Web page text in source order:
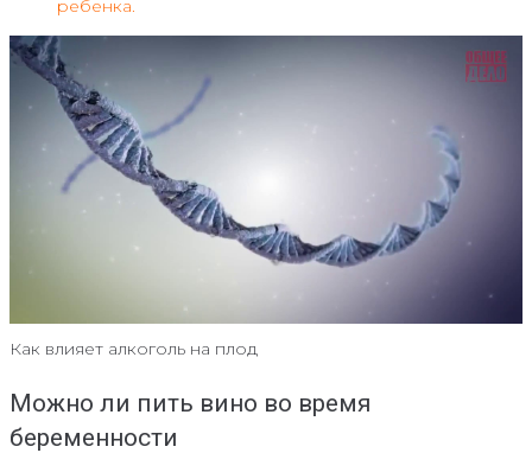
ребенка.
Как влияет алкоголь на плод
Можно ли пить вино во время
беременности